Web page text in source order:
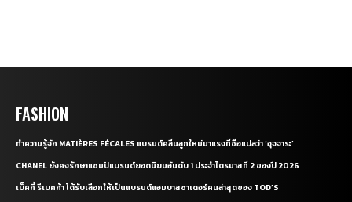
FASHION
ทำความรู้จัก MATIÈRES FÉCALES แบรนด์คลื่นลูกใหม่มาแรงที่ชื่อแปลว่า ‘อุจจาระ’
CHANEL ยังคงรักษาแชมป์แบรนด์ยอดนิยมอันดับ 1 ประจำไตรมาสที่ 2 ของปี 2026
เบ็คกี้ รีเบคก้า ได้รับเลือกให้เป็นแบรนด์แอมบาสซาเดอร์คนล่าสุดของ TOD’S